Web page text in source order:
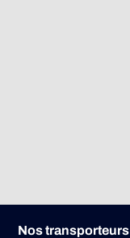
Nos transporteurs